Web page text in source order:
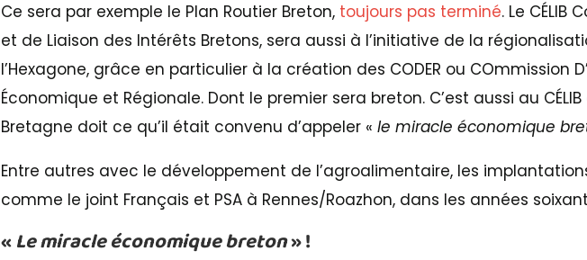
Ce sera par exemple le Plan Routier Breton, toujours pas terminé. Le CÉLIB
et de Liaison des Intérêts Bretons, sera aussi à l’initiative de la
l’Hexagone, grâce en particulier à la création des CODER ou COmmission
Économique et Régionale. Dont le premier sera breton. C’est aussi au
Bretagne doit ce qu’il était convenu d’appeler « le miracle économique
Entre autres avec le développement de l’agroalimentaire, les
comme le joint Français et PSA à Rennes/Roazhon, dans les années
«Le miracle économique breton» !